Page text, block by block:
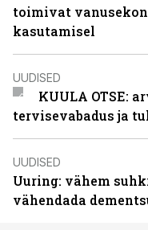
toimivat
kasutamisel
UUDISED
KUULA OTSE:
tervisevabadus ja
UUDISED
Uuring: vähem
vähendada